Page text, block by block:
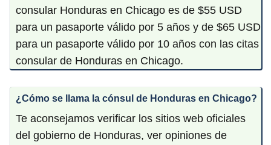
consular Honduras en Chicago es de $55 USD
para un pasaporte válido por 5 años y de $65 USD
para un pasaporte válido por 10 años con las citas
consular de Honduras en Chicago.
¿Cómo se llama la cónsul de Honduras en Chicago?
Te aconsejamos verificar los sitios web oficiales
del gobierno de Honduras, ver opiniones de